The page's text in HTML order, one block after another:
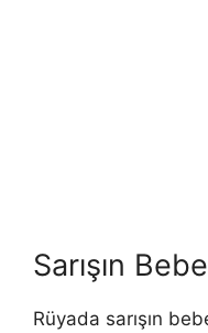
Sarışın
Rüyada sarışın